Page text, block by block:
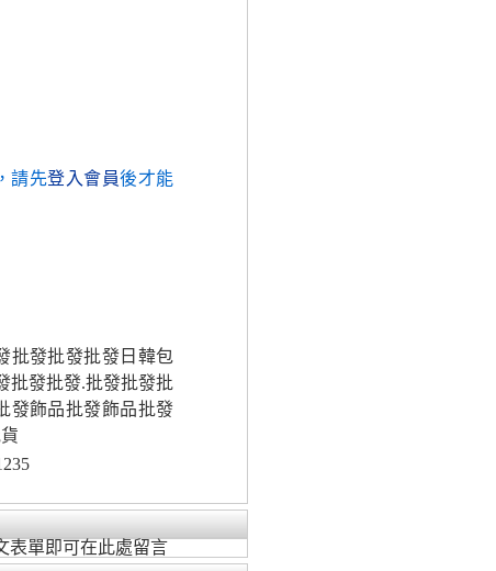
請先登入會員後才能
批發批發批發日韓包
批發批發.批發批發批
發飾品批發飾品批發
表單即可在此處留言